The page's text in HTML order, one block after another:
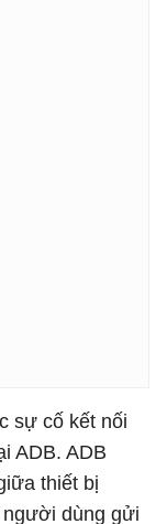
sự cố kết nối
ADB. ADB
thiết bị
người dùng gửi